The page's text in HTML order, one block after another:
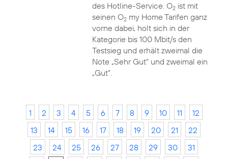
des Hotline-Service. O2ist mit
seinen O2my Home Tarifen ganz
vorne dabei, holt sich in der
Kategorie bis 100 Mbit/s den
Testsieg und erhält zweimal die
Note „Sehr Gut“ und zweimal ein
„Gut“.
1 2 3 4 5 6 7 8 9 10 11
12
13
14 15 16 17 18 19 20 21
22
23
24 25 26 27 28 29 30
31